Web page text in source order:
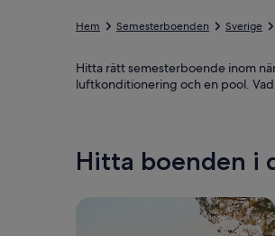
Hem Semesterboenden Sverige
Hitta rätt semesterboende inom
luftkonditionering och en pool.
Hitta boenden i